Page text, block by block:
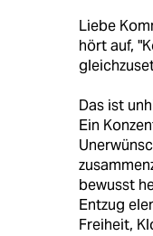
Liebe
hört auf,
Das ist
Ein
bewusst
Entzug
Freiheit,